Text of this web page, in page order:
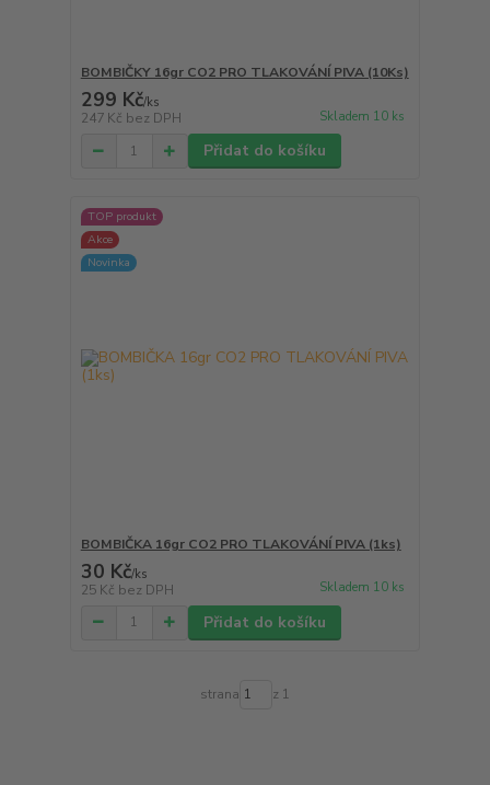
BOMBIČKY 16gr CO2 PRO TLAKOVÁNÍ PIVA (10Ks)
299 Kč/ks
247 Kč bez DPH Skladem 10 ks
Přidat do košíku
TOP produkt
Akce
Novinka
BOMBIČKA 16gr CO2 PRO TLAKOVÁNÍ PIVA (1ks)
30 Kč/ks
25 Kč bez DPH Skladem 10 ks
Přidat do košíku
strana z 1